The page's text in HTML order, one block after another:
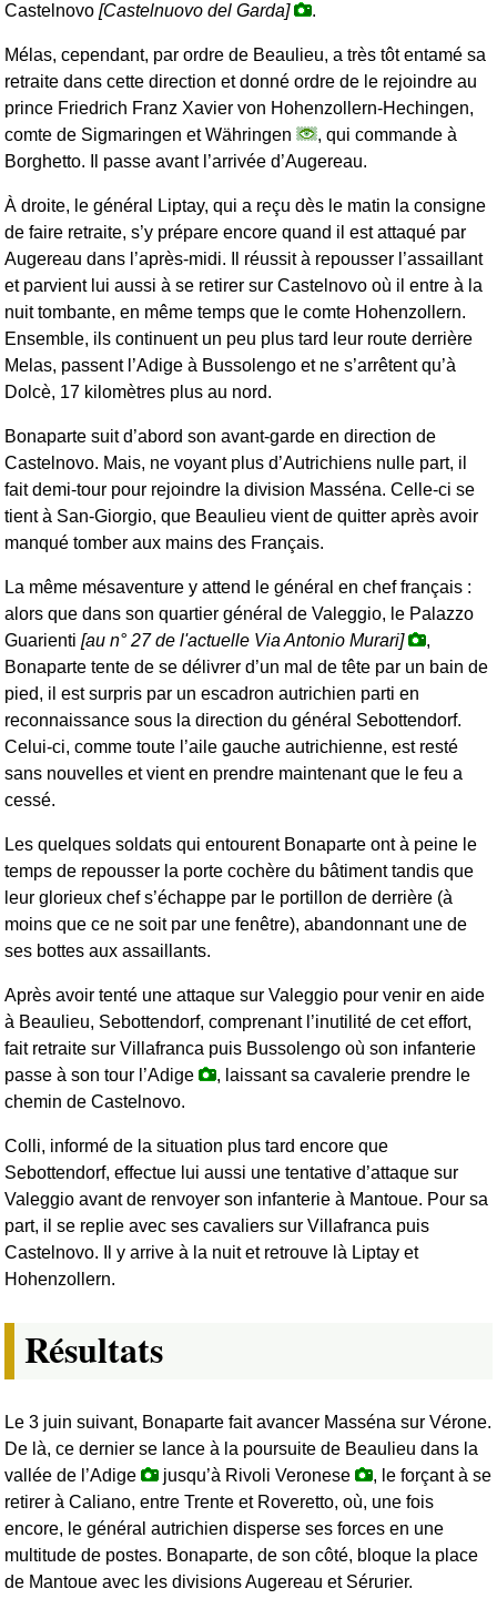
Castelnovo [Castelnuovo del Garda] .
Mélas, cependant, par ordre de Beaulieu, a très tôt entamé sa
retraite dans cette direction et donné ordre de le rejoindre au
prince Friedrich Franz Xavier von Hohenzollern-Hechingen,
comte de Sigmaringen et Währingen
, qui commande à
Borghetto. Il passe avant l’arrivée d’Augereau.
À droite, le général Liptay, qui a reçu dès le matin la consigne
de faire retraite, s’y prépare encore quand il est attaqué par
Augereau dans l’après-midi. Il réussit à repousser l’assaillant
et parvient lui aussi à se retirer sur Castelnovo où il entre à la
nuit tombante, en même temps que le comte Hohenzollern.
Ensemble, ils continuent un peu plus tard leur route derrière
Melas, passent l’Adige à Bussolengo et ne s’arrêtent qu’à
Dolcè, 17 kilomètres plus au nord.
Bonaparte suit d’abord son avant-garde en direction de
Castelnovo. Mais, ne voyant plus d’Autrichiens nulle part, il
fait demi-tour pour rejoindre la division Masséna. Celle-ci se
tient à San-Giorgio, que Beaulieu vient de quitter après avoir
manqué tomber aux mains des Français.
La même mésaventure y attend le général en chef français :
alors que dans son quartier général de Valeggio, le Palazzo
Guarienti [au n° 27 de l'actuelle Via Antonio Murari]
,
Bonaparte tente de se délivrer d’un mal de tête par un bain de
pied, il est surpris par un escadron autrichien parti en
reconnaissance sous la direction du général Sebottendorf.
Celui-ci, comme toute l’aile gauche autrichienne, est resté
sans nouvelles et vient en prendre maintenant que le feu a
cessé.
Les quelques soldats qui entourent Bonaparte ont à peine le
temps de repousser la porte cochère du bâtiment tandis que
leur glorieux chef s’échappe par le portillon de derrière (à
moins que ce ne soit par une fenêtre), abandonnant une de
ses bottes aux assaillants.
Après avoir tenté une attaque sur Valeggio pour venir en aide
à Beaulieu, Sebottendorf, comprenant l’inutilité de cet effort,
fait retraite sur Villafranca puis Bussolengo où son infanterie
passe à son tour l’Adige
, laissant sa cavalerie prendre le
chemin de Castelnovo.
Colli, informé de la situation plus tard encore que
Sebottendorf, effectue lui aussi une tentative d’attaque sur
Valeggio avant de renvoyer son infanterie à Mantoue. Pour sa
part, il se replie avec ses cavaliers sur Villafranca puis
Castelnovo. Il y arrive à la nuit et retrouve là Liptay et
Hohenzollern.
Résultats
Le 3 juin suivant, Bonaparte fait avancer Masséna sur Vérone.
De là, ce dernier se lance à la poursuite de Beaulieu dans la
vallée de l’Adige
jusqu’à Rivoli Veronese
, le forçant à se
retirer à Caliano, entre Trente et Roveretto, où, une fois
encore, le général autrichien disperse ses forces en une
multitude de postes. Bonaparte, de son côté, bloque la place
de Mantoue avec les divisions Augereau et Sérurier.